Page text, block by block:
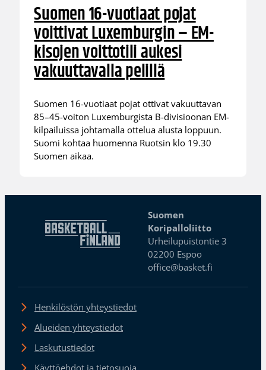
Suomen 16-vuotiaat pojat
voittivat Luxemburgin – EM-
kisojen voittotili aukesi
vakuuttavalla pelillä
Suomen 16-vuotiaat pojat ottivat vakuuttavan
85–45-voiton Luxemburgista B-divisioonan EM-
kilpailuissa johtamalla ottelua alusta loppuun.
Suomi kohtaa huomenna Ruotsin klo 19.30
Suomen aikaa.
Suomen
Koripalloliitto
Urheilupuistontie 3
02200 Espoo
office@basket.fi
Henkilöstön yhteystiedot
Alueiden yhteystiedot
Laskutustiedot
Käyttöehdot ja tietosuoja